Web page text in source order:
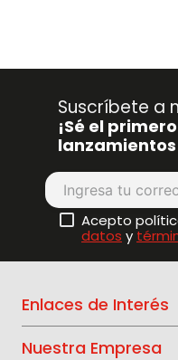
Suscríbete a
¡Sé el
Acepto
datos y
Enlaces de Interés
Nuestra Empresa